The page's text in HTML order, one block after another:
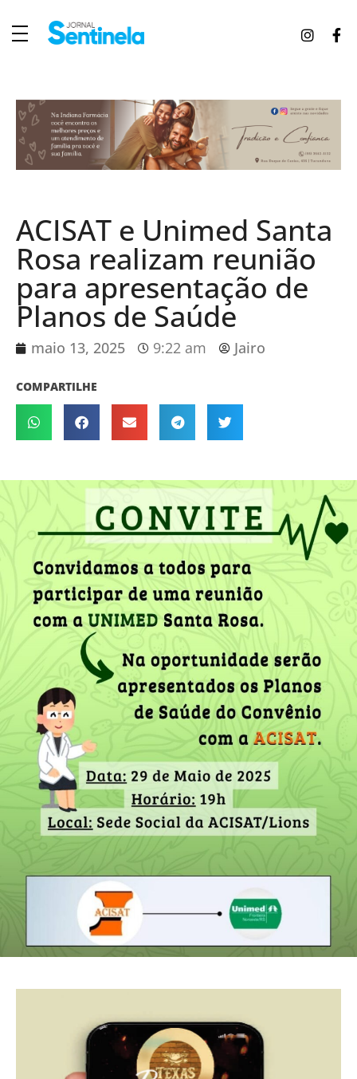
ACISAT e Unimed Santa
Rosa realizam reunião
para apresentação de
Planos de Saúde
maio 13, 2025 9:22 am Jairo
COMPARTILHE